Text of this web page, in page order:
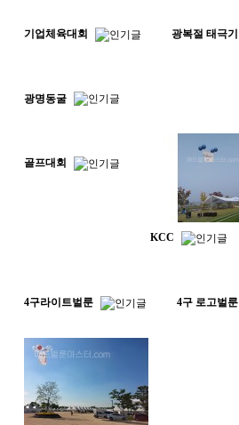
기업체육대회 광복절 태극기
광명동굴
골프대회
KCC
4구라이트벌룬 4구 로고벌룬